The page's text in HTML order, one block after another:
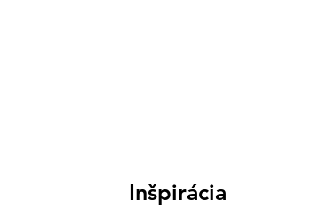
Inšpirácia